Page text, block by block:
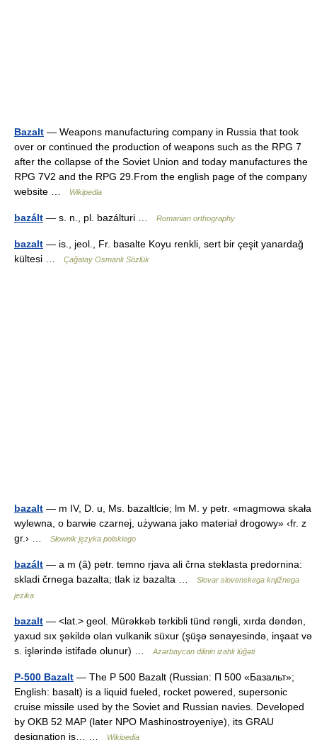
Bazalt — Weapons manufacturing company in Russia that took
over or continued the production of weapons such as the RPG 7
after the collapse of the Soviet Union and today manufactures the
RPG 7V2 and the RPG 29.From the english page of the company
website …
Wikipedia
bazált — s. n., pl. bazálturi … Romanian orthography
bazalt — is., jeol., Fr. basalte Koyu renkli, sert bir çeşit yanardağ
kültesi …
Çağatay Osmanlı Sözlük
bazalt — m IV, D. u, Ms. bazaltlcie; lm M. y petr. «magmowa skała
wylewna, o barwie czarnej, używana jako materiał drogowy» ‹fr. z
gr.› …
Słownik języka polskiego
bazált — a m (ȃ) petr. temno rjava ali črna steklasta predornina:
skladi črnega bazalta; tlak iz bazalta …
Slovar slovenskega knjižnega
jezika
bazalt — <lat.> geol. Mürəkkəb tərkibli tünd rəngli, xırda dəndən,
yaxud sıx şəkildə olan vulkanik süxur (şüşə sənayesində, inşaat və
s. işlərində istifadə olunur) …
Azərbaycan dilinin izahlı lüğəti
P-500 Bazalt — The P 500 Bazalt (Russian: П 500 «Базальт»;
English: basalt) is a liquid fueled, rocket powered, supersonic
cruise missile used by the Soviet and Russian navies. Developed
by OKB 52 MAP (later NPO Mashinostroyeniye), its GRAU
designation is… …
Wikipedia